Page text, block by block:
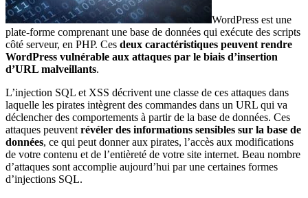
WordPress est une
plate-forme comprenant une base de données qui exécute des scripts
côté serveur, en PHP. Ces deux caractéristiques peuvent rendre
WordPress vulnérable aux attaques par le biais d’insertion
d’URL malveillants.
L’injection SQL et XSS décrivent une classe de ces attaques dans
laquelle les pirates intègrent des commandes dans un URL qui va
déclencher des comportements à partir de la base de données. Ces
attaques peuvent révéler des informations sensibles sur la base de
données, ce qui peut donner aux pirates, l’accès aux modifications
de votre contenu et de l’entièreté de votre site internet. Beau nombre
d’attaques sont accomplie aujourd’hui par une certaines formes
d’injections SQL.